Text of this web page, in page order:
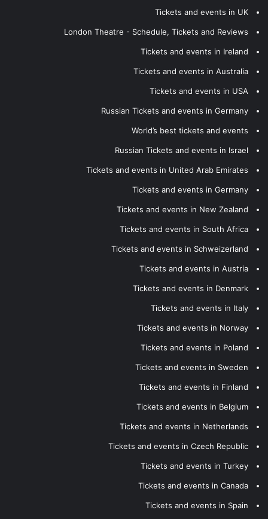
Tickets and events in UK
London Theatre - Schedule, Tickets and Reviews
Tickets and events in Ireland
Tickets and events in Australia
Tickets and events in USA
Russian Tickets and events in Germany
World’s best tickets and events
Russian Tickets and events in Israel
Tickets and events in United Arab Emirates
Tickets and events in Germany
Tickets and events in New Zealand
Tickets and events in South Africa
Tickets and events in Schweizerland
Tickets and events in Austria
Tickets and events in Denmark
Tickets and events in Italy
Tickets and events in Norway
Tickets and events in Poland
Tickets and events in Sweden
Tickets and events in Finland
Tickets and events in Belgium
Tickets and events in Netherlands
Tickets and events in Czech Republic
Tickets and events in Turkey
Tickets and events in Canada
Tickets and events in Spain